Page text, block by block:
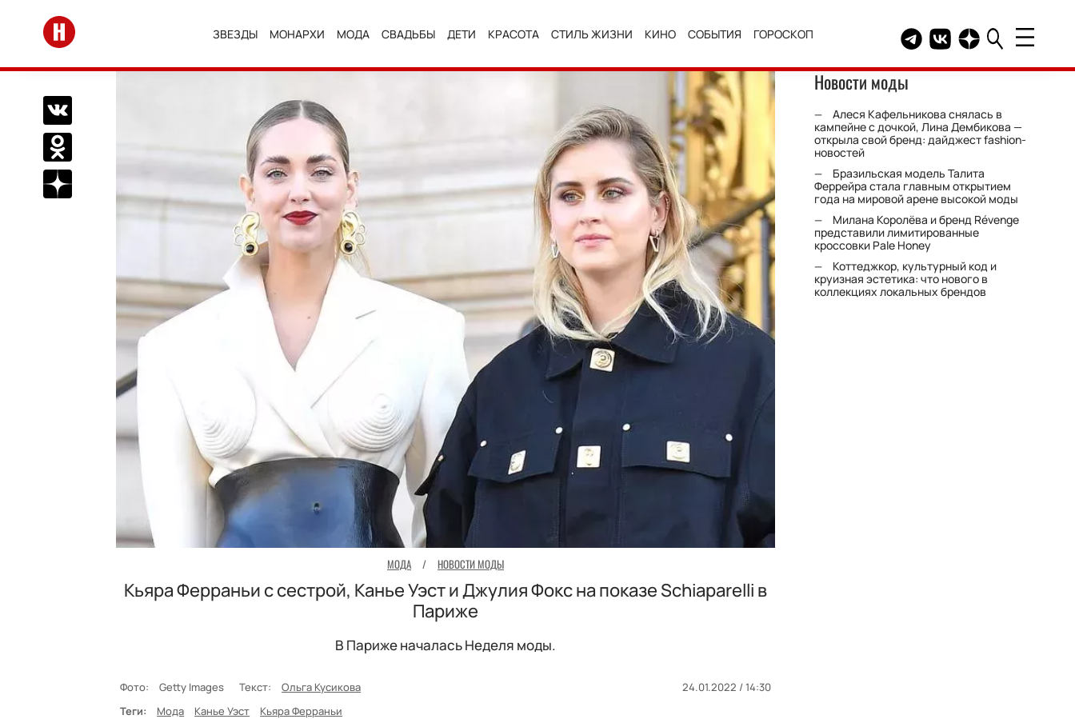
Перейти на главную
ЗВЕЗДЫ МОНАРХИ МОДА СВАДЬБЫ ДЕТИ КРАСОТА СТИЛЬ ЖИЗНИ КИНО СОБЫТИЯ ГОРОСКОП Telegram канал HELLO
Группа HELLO
Канал HELLO в
Поделиться Вконтакте
Поделиться в Одноклассниках
Подписаться на нас в Дзен
МОДА / НОВОСТИ МОДЫ
Кьяра Ферраньи с сестрой, Канье Уэст и Джулия Фокс на показе Schiaparelli в
Париже
В Париже началась Неделя моды.
Фото: Getty Images Текст: Ольга Кусикова
24.01.2022 / 14:30
Теги:
Мода Канье Уэст Кьяра Ферраньи
Новости моды
Алеся Кафельникова снялась в
кампейне с дочкой, Лина Дембикова —
открыла свой бренд: дайджест fashion-
новостей
Бразильская модель Талита
Феррейра стала главным открытием
года на мировой арене высокой моды
Милана Королёва и бренд Révenge
представили лимитированные
кроссовки Pale Honey
Коттеджкор, культурный код и
круизная эстетика: что нового в
коллекциях локальных брендов